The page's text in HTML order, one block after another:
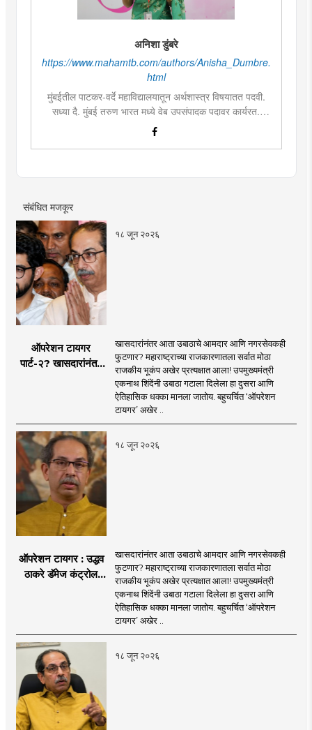
अनिशा डुंबरे
https://www.mahamtb.com/authors/Anisha_Dumbre.
html
मुंबईतील पाटकर-वर्दे महाविद्यालयातून अर्थशास्त्र विषयातत पदवी.
सध्या दै. मुंबई तरुण भारत मध्ये वेब उपसंपादक पदावर कार्यरत.
लिखाण, वाचन आणि निवेदनाची विशेष आवड. मराठी साहित्य,
इतिहास, राजकारण, आणि मनोरंजन विषयांत रस. महाविद्यालयीन
संबंधित मजकूर
१८ जून २०२६
ऑपरेशन टायगर
पार्ट-२? खासदारांनंतर
खासदारांनंतर आता उबाठाचे आमदार आणि नगरसेवकही
फुटणार? महाराष्ट्राच्या राजकारणातला सर्वात मोठा
राजकीय भूकंप अखेर प्रत्यक्षात आला! उपमुख्यमंत्री
एकनाथ शिंदेंनी उबाठा गटाला दिलेला हा दुसरा आणि
ऐतिहासिक धक्का मानला जातोय. बहुचर्चित ‘ऑपरेशन
टायगर’ अखेर ..
१८ जून २०२६
ऑपरेशन टायगर : उद्धव
ठाकरे डॅमेज कंट्रोल
शिंदेंकडे जाण्याच्या चर्चा
सुरू
खासदारांनंतर आता उबाठाचे आमदार आणि नगरसेवकही
फुटणार? महाराष्ट्राच्या राजकारणातला सर्वात मोठा
राजकीय भूकंप अखेर प्रत्यक्षात आला! उपमुख्यमंत्री
एकनाथ शिंदेंनी उबाठा गटाला दिलेला हा दुसरा आणि
ऐतिहासिक धक्का मानला जातोय. बहुचर्चित ‘ऑपरेशन
टायगर’ अखेर ..
१८ जून २०२६